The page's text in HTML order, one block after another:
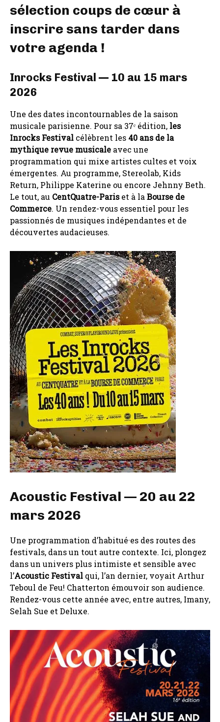
sélection coups de cœur à
inscrire sans tarder dans
votre agenda !
Inrocks Festival — 10 au 15 mars
2026
Une des dates incontournables de la saison
musicale parisienne. Pour sa 37ᵉ édition, les
Inrocks Festival célèbrent les 40 ans de la
mythique revue musicale avec une
programmation qui mixe artistes cultes et voix
émergentes. Au programme, Stereolab, Kids
Return, Philippe Katerine ou encore Jehnny Beth.
Le tout, au CentQuatre-Pariset à la Bourse de
Commerce. Un rendez-vous essentiel pour les
passionnés de musiques indépendantes et de
découvertes audacieuses.
Acoustic Festival — 20 au 22
mars 2026
Une programmation d’habitué·es des routes des
festivals, dans un tout autre contexte. Ici, plongez
dans un univers plus intimiste et sensible avec
l’Acoustic Festival qui, l’an dernier, voyait Arthur
Teboul de Feu! Chatterton émouvoir son audience.
Rendez-vous cette année avec, entre autres, Imany,
Selah Sue et Deluxe.